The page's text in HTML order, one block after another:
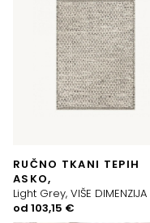
RUČNO TKANI TEPIH
ASKO,
Light Grey, VIŠE DIMENZIJA
od 103,15 €